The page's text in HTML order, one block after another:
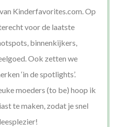
Kinderfavorites.com. Op
voor de laatste
binnenkijkers,
Ook zetten we
‘in de spotlights’.
moeders (to be) hoop ik
te maken, zodat je snel